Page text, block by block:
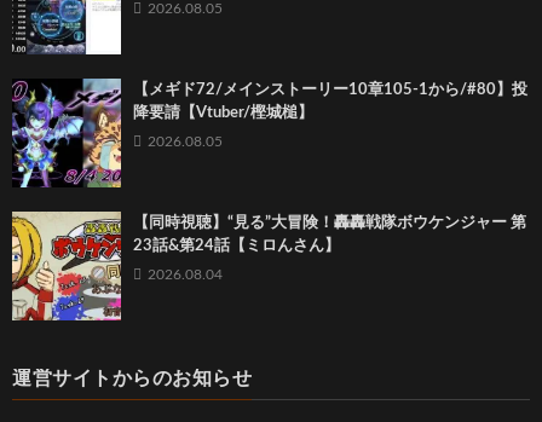
2026.08.05
【メギド72/メインストーリー10章105-1から/#80】投
降要請【Vtuber/樫城槌】
2026.08.05
【同時視聴】“見る”大冒険！轟轟戦隊ボウケンジャー 第
23話&第24話【ミロんさん】
2026.08.04
運営サイトからのお知らせ